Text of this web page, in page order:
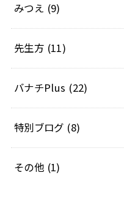
みつえ (9)
先生方 (11)
バナチPlus (22)
特別ブログ (8)
その他 (1)